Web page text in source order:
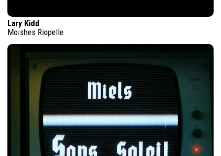
Lary Kidd
Moishes Riopelle